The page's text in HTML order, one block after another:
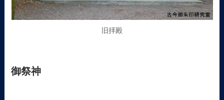
旧拝殿
御祭神